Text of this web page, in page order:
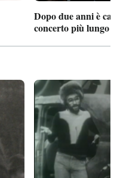
Dopo due anni è
concerto più lungo